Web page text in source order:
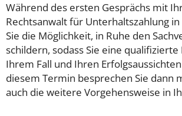
Während des ersten Gesprächs mit
Rechtsanwalt für Unterhaltszahlung
Sie die Möglichkeit, in Ruhe den
schildern, sodass Sie eine qualifizierte
Ihrem Fall und Ihren
diesem Termin besprechen Sie dann
auch die weitere Vorgehensweise in